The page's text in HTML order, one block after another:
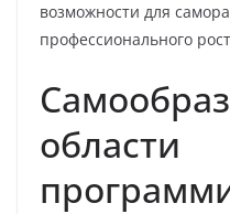
возможности для
профессионального
области